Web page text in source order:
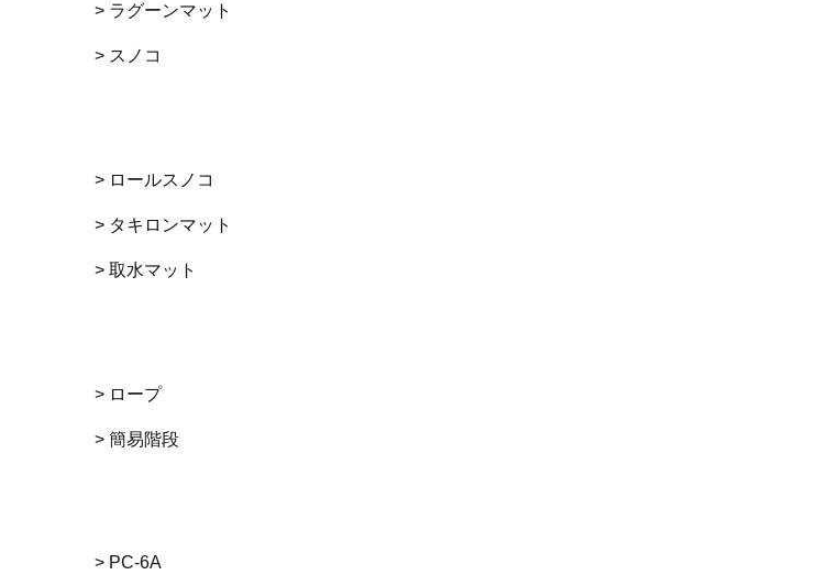
> ラグーンマット
> スノコ
> ロールスノコ
> タキロンマット
> 取水マット
> ロープ
> 簡易階段
> PC-6A